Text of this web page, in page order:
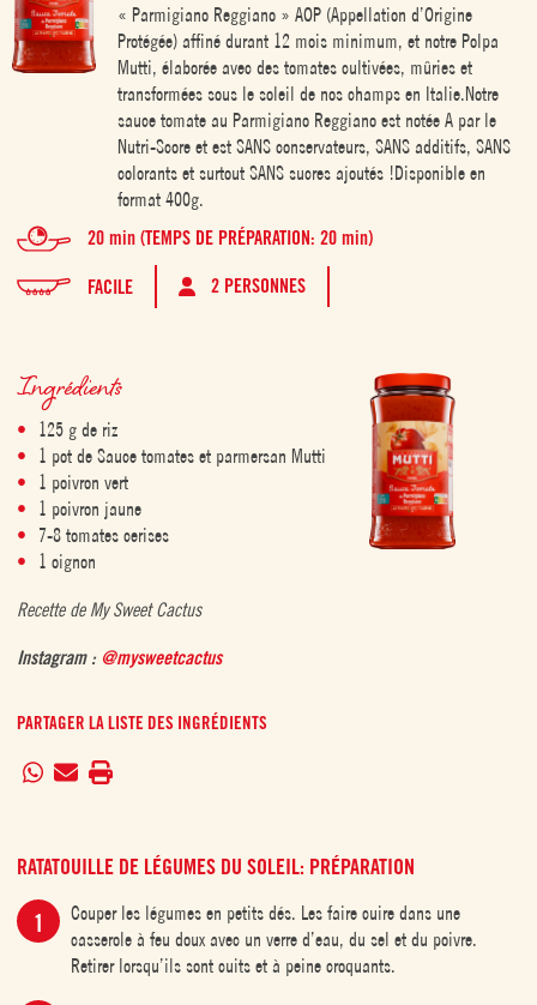
« Parmigiano Reggiano » AOP (Appellation d’Origine
Protégée) affiné durant 12 mois minimum, et notre Polpa
Mutti, élaborée avec des tomates cultivées, mûries et
transformées sous le soleil de nos champs en Italie.Notre
sauce tomate au Parmigiano Reggiano est notée A par le
Nutri-Score et est SANS conservateurs, SANS additifs, SANS
colorants et surtout SANS sucres ajoutés !Disponible en
format 400g.
20 min (TEMPS DE PRÉPARATION: 20 min)
FACILE 2 PERSONNES
Ingrédients
125 g de riz
1 pot de Sauce tomates et parmersan Mutti
1 poivron vert
1 poivron jaune
7-8 tomates cerises
1 oignon
Recette de My Sweet Cactus
Instagram : @mysweetcactus
PARTAGER LA LISTE DES INGRÉDIENTS
RATATOUILLE DE LÉGUMES DU SOLEIL: PRÉPARATION
Couper les légumes en petits dés. Les faire cuire dans une
casserole à feu doux avec un verre d’eau, du sel et du poivre.
Retirer lorsqu’ils sont cuits et à peine croquants.